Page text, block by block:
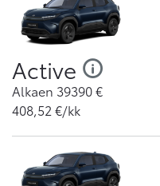
Active
Alkaen 39390€
408,52 €/kk